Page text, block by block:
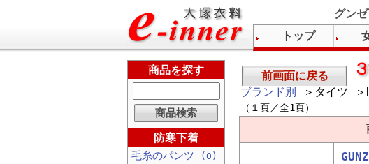
グン
前画面に戻る
ブランド別 ＞タイツ ＞
（１頁／全1頁）
商品を探す
防寒下着
毛糸のパンツ (0)
トップ